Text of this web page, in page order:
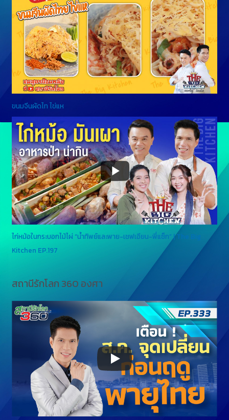
ขนมจีนผัดไท ไข่แห
ไก่หม้อในกระบอกไม้ไผ่ “น้ำทิพย์และพาย-เชฟเอียน-พี่แซ็ก” | The Big
Kitchen EP.197
สถานีรักโลก 360 องศา